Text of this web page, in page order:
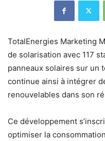
TotalEnergies Marketing
de solarisation avec 117
panneaux solaires sur un
continue ainsi à intégrer
renouvelables dans son
Ce développement
optimiser la